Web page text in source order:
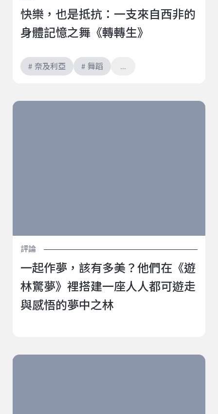
快樂，也是抵抗：一支來自西非的
身體記憶之舞《轉轉生》
# 奈及利亞 # 舞蹈
一起作夢，該有多美？他們在《遊林驚夢》裡搭建一座
評論
一起作夢，該有多美？他們在《遊
林驚夢》裡搭建一座人人都可遊走
與感悟的夢中之林
俄羅斯電影大師謝爾蓋‧帕拉贊諾夫及其作品對俄羅斯